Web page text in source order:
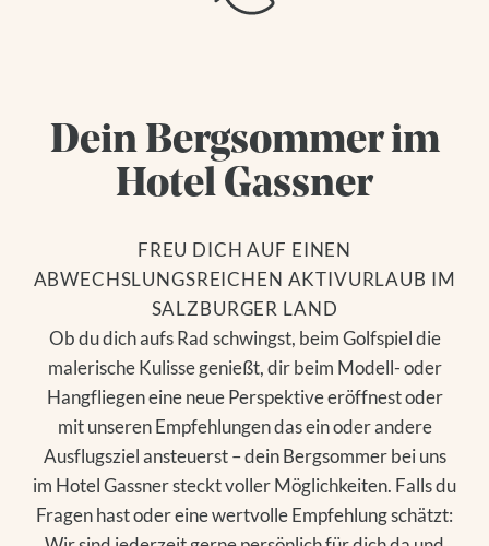
FREU DICH AUF EINEN
ABWECHSLUNGSREICHEN AKTIVURLAUB IM
SALZBURGER LAND
Dein Bergsommer im
Hotel Gassner
Ob du dich aufs Rad schwingst, beim Golfspiel die
malerische Kulisse genießt, dir beim Modell- oder
Hangfliegen eine neue Perspektive eröffnest oder
mit unseren Empfehlungen das ein oder andere
Ausflugsziel ansteuerst – dein Bergsommer bei uns
im Hotel Gassner steckt voller Möglichkeiten. Falls du
Fragen hast oder eine wertvolle Empfehlung schätzt: